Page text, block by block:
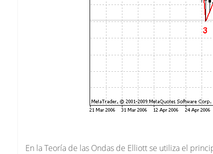
En la Teoría de las Ondas de Elliott se utiliza el